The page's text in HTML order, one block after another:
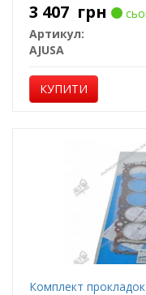
3 407 грн
Артикул:
AJUSA
КУПИТИ
Комплект прокладок